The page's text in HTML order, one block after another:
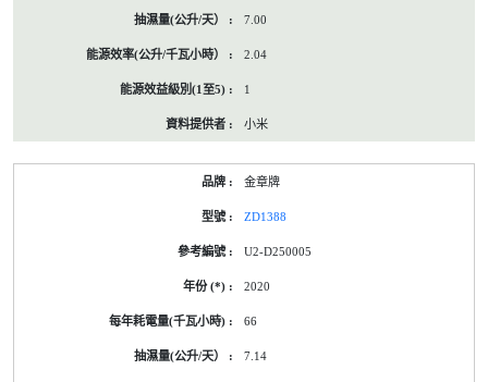
7.00
2.04
1
小米
金章牌
ZD1388
U2-D250005
2020
66
7.14